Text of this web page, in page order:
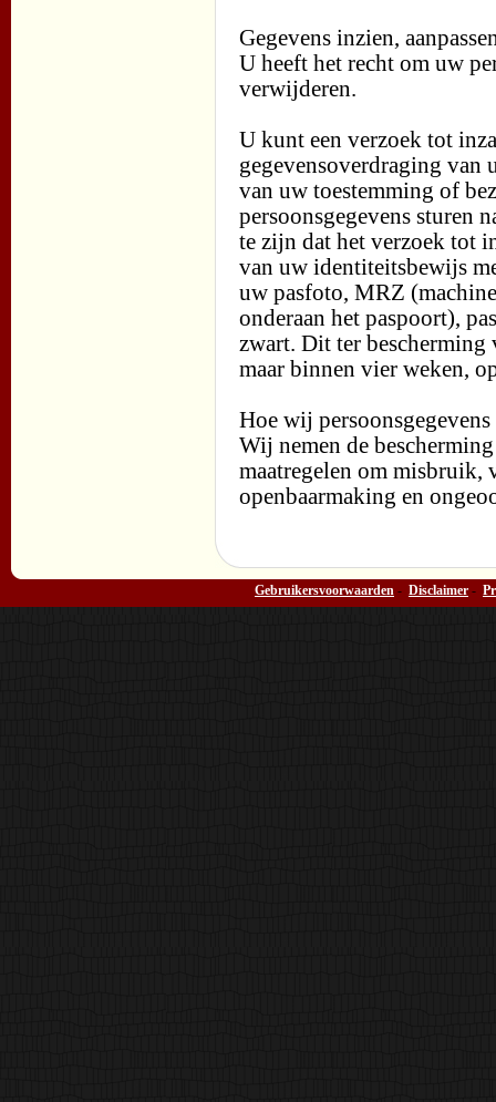
Gegevens inzien,
U heeft het recht om uw
verwijderen.
U kunt een verzoek tot
gegevensoverdraging van
van uw toestemming of
persoonsgegevens sturen
te zijn dat het verzoek tot
van uw identiteitsbewijs
uw pasfoto, MRZ
onderaan het paspoort),
zwart. Dit ter bescherming
maar binnen vier weken,
Hoe wij
Wij nemen de
maatregelen om misbruik,
openbaarmaking en
Gebruikersvoorwaarden - Disclaimer -